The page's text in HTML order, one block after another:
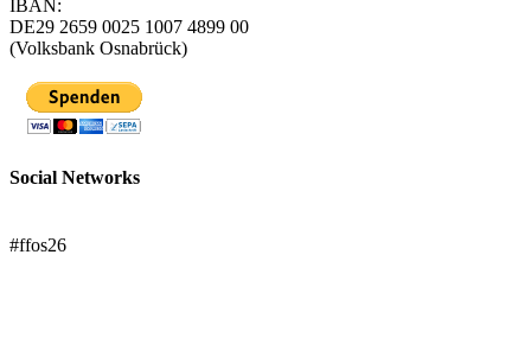
IBAN:
DE29 2659 0025 1007 4899 00
(Volksbank Osnabrück)
Social Networks
#ffos26